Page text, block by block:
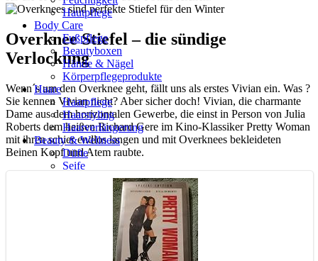
Hautpflege
Body Care
Fußpflege
Beautyboxen
Hände & Nägel
Körperpflegeprodukte
Haare
Haarpflege
Haarstyling
Haarverlängerung
Beauty & Wellness
Düfte
Seife
Natürliche Kosmetikprodukte
Vegan & ohne Tierversuche
Abo-Boxen
Unpackings
Beautybox Alternativen
Overknee Stiefel – die sündige
Verlockung
Wenn´s um den Overknee geht, fällt uns als erstes Vivian ein. Was ?
Sie kennen Vivian nicht? Aber sicher doch! Vivian, die charmante
Dame aus dem horizontalen Gewerbe, die einst in Person von Julia
Roberts dem heißen Richard Gere im Kino-Klassiker Pretty Woman
mit ihren schier endlos langen und mit Overknees bekleideten
Beinen Kopf und Atem raubte.